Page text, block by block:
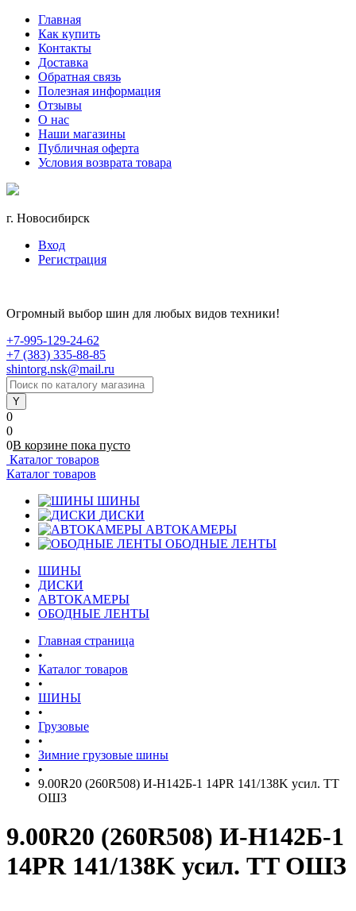
Главная
Как купить
Контакты
Доставка
Обратная связь
Полезная информация
Отзывы
О нас
Наши магазины
Публичная оферта
Условия возврата товара
г. Новосибирск
Вход
Регистрация
Огромный выбор шин для любых видов техники!
+7-995-129-24-62
+7 (383) 335-88-85
shintorg.nsk@mail.ru
0
0
0В корзине пока пусто
Каталог товаров
Каталог товаров
ШИНЫ
ДИСКИ
АВТОКАМЕРЫ
ОБОДНЫЕ ЛЕНТЫ
ШИНЫ
ДИСКИ
АВТОКАМЕРЫ
ОБОДНЫЕ ЛЕНТЫ
Главная страница
•
Каталог товаров
•
ШИНЫ
•
Грузовые
•
Зимние грузовые шины
•
9.00R20 (260R508) И-Н142Б-1 14PR 141/138K усил. TT
ОШЗ
9.00R20 (260R508) И-Н142Б-1
14PR 141/138K усил. TT ОШЗ